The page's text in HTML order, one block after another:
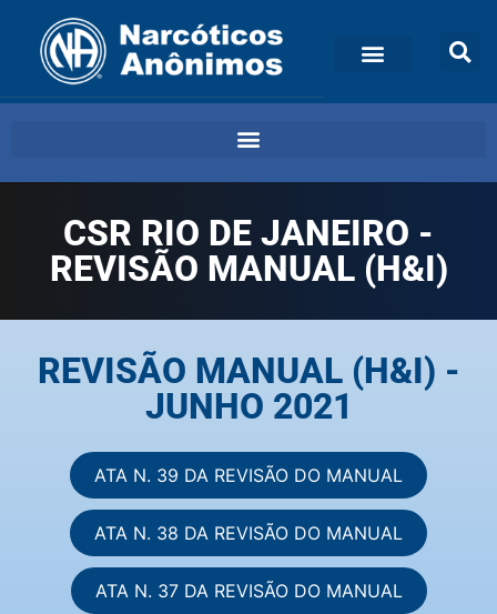
CSR RIO DE JANEIRO -
REVISÃO MANUAL (H&I)
REVISÃO MANUAL (H&I) -
JUNHO 2021
ATA N. 39 DA REVISÃO DO MANUAL
ATA N. 38 DA REVISÃO DO MANUAL
ATA N. 37 DA REVISÃO DO MANUAL